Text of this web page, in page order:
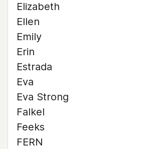
Elizabeth
Ellen
Emily
Erin
Estrada
Eva
Eva Strong
Falkel
Feeks
FERN